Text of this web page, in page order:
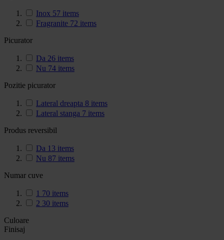
Inox 57 items
Fragranite 72 items
Picurator
Da 26 items
Nu 74 items
Pozitie picurator
Lateral dreapta 8 items
Lateral stanga 7 items
Produs reversibil
Da 13 items
Nu 87 items
Numar cuve
1 70 items
2 30 items
Culoare
Finisaj